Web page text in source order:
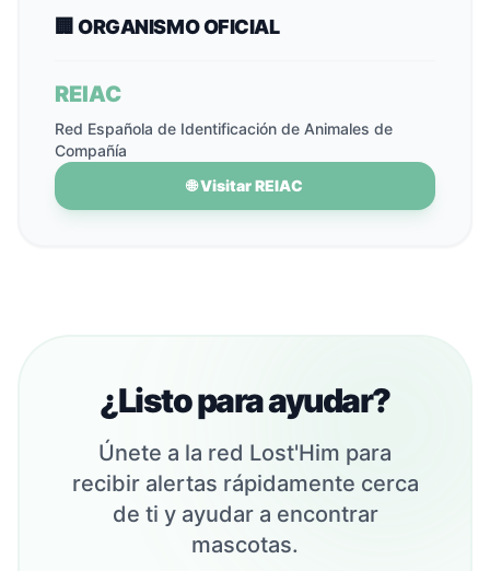
🏢 ORGANISMO OFICIAL
REIAC
Red Española de Identificación de Animales de
Compañía
🌐 Visitar REIAC
¿Listo para ayudar?
Únete a la red Lost'Him para
recibir alertas rápidamente cerca
de ti y ayudar a encontrar
mascotas.